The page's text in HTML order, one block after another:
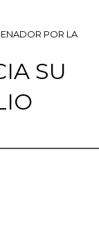
POR LA
SU